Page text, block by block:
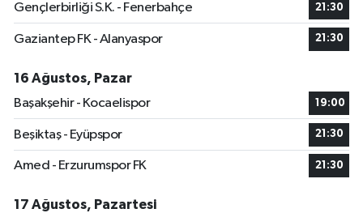
Gençlerbirliği S.K. - Fenerbahçe 21:30
Gaziantep FK - Alanyaspor 21:30
16 Ağustos, Pazar
Başakşehir - Kocaelispor
19:00
Beşiktaş - Eyüpspor 21:30
Amed - Erzurumspor FK 21:30
17 Ağustos, Pazartesi